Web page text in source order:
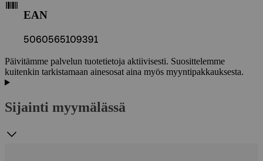
EAN
5060565109391
Päivitämme palvelun tuotetietoja aktiivisesti. Suosittelemme
kuitenkin tarkistamaan ainesosat aina myös myyntipakkauksesta.
Sijainti myymälässä